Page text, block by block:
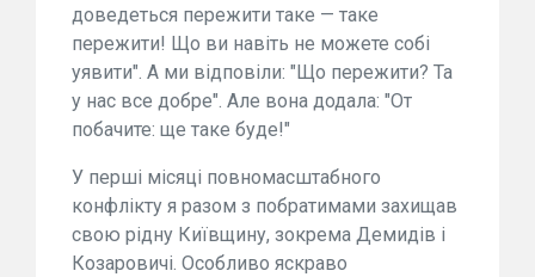
доведеться пережити таке — таке
пережити! Що ви навіть не можете собі
уявити". А ми відповіли: "Що пережити? Та
у нас все добре". Але вона додала: "От
побачите: ще таке буде!"
У перші місяці повномасштабного
конфлікту я разом з побратимами захищав
свою рідну Київщину, зокрема Демидів і
Козаровичі. Особливо яскраво